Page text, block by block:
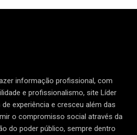
informação profissional, com
e profissionalismo, site Líder
experiência e cresceu além das
o compromisso social através da
do poder público, sempre dentro